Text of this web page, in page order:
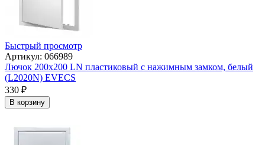
Быстрый просмотр
Артикул: 066989
Лючок 200х200 LN пластиковый с нажимным замком, белый
(L2020N) EVECS
330 ₽
В корзину